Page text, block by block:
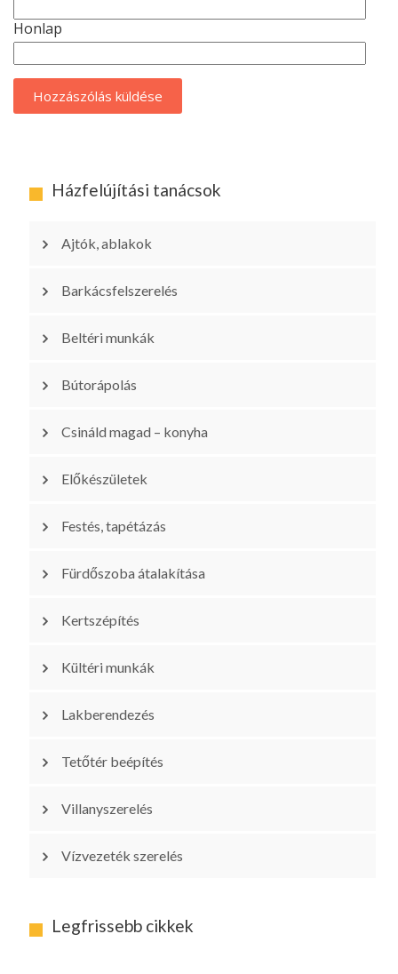
Honlap
Házfelújítási tanácsok
Ajtók, ablakok
Barkácsfelszerelés
Beltéri munkák
Bútorápolás
Csináld magad – konyha
Előkészületek
Festés, tapétázás
Fürdőszoba átalakítása
Kertszépítés
Kültéri munkák
Lakberendezés
Tetőtér beépítés
Villanyszerelés
Vízvezeték szerelés
Legfrissebb cikkek